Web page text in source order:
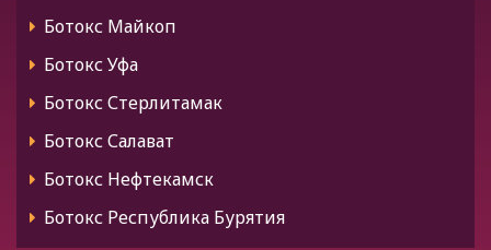
Ботокс Майкоп
Ботокс Уфа
Ботокс Стерлитамак
Ботокс Салават
Ботокс Нефтекамск
Ботокс Республика Бурятия